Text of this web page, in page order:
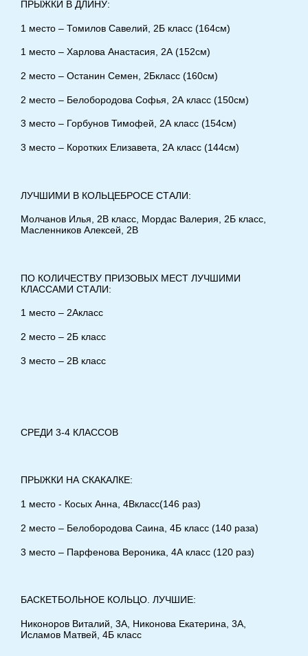
ПРЫЖКИ В ДЛИНУ:
1 место – Томилов Савелий, 2Б класс (164см)
1 место – Харлова Анастасия, 2А (152см)
2 место – Останин Семен, 2Бкласс (160см)
2 место – Белобородова Софья, 2А класс (150см)
3 место – Горбунов Тимофей, 2А класс (154см)
3 место – Коротких Елизавета, 2А класс (144см)
ЛУЧШИМИ В КОЛЬЦЕБРОСЕ СТАЛИ:
Молчанов Илья, 2В класс, Мордас Валерия, 2Б класс,
Масленников Алексей, 2В
ПО КОЛИЧЕСТВУ ПРИЗОВЫХ МЕСТ ЛУЧШИМИ
КЛАССАМИ СТАЛИ:
1 место – 2Акласс
2 место – 2Б класс
3 место – 2В класс
СРЕДИ 3-4 КЛАССОВ
ПРЫЖКИ НА СКАКАЛКЕ:
1 место - Косых Анна, 4Вкласс(146 раз)
2 место – Белобородова Саина, 4Б класс (140 раза)
3 место – Парфенова Вероника, 4А класс (120 раз)
БАСКЕТБОЛЬНОЕ КОЛЬЦО. ЛУЧШИЕ:
Никоноров Виталий, 3А, Никонова Екатерина, 3А,
Исламов Матвей, 4Б класс